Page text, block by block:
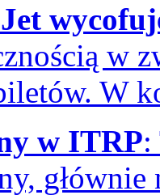
w
W
w ITRP
głównie